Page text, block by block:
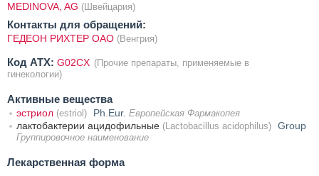
MEDINOVA, AG (Швейцария)
Контакты для обращений:
ГЕДЕОН РИХТЕР ОАО (Венгрия)
Код ATX: G02CX (Прочие препараты, применяемые в
гинекологии)
Активные вещества
эстриол (estriol) Ph.Eur. Европейская Фармакопея
лактобактерии ацидофильные (Lactobacillus acidophilus) Group
Группировочное наименование
Лекарственная форма